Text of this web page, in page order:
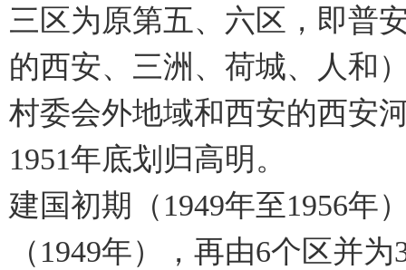
三区为原第五、六区，即普
的西安、三洲、荷城、人和
村委会外地域和西安的西安
1951年底划归高明。
建国初期（1949年至1956年
（1949年），再由6个区并